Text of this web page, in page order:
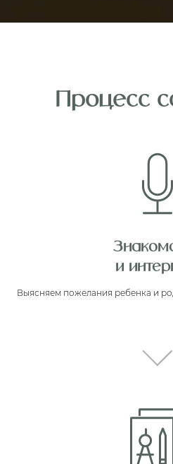
Процесс
и
Выясняем пожелания ребенка и